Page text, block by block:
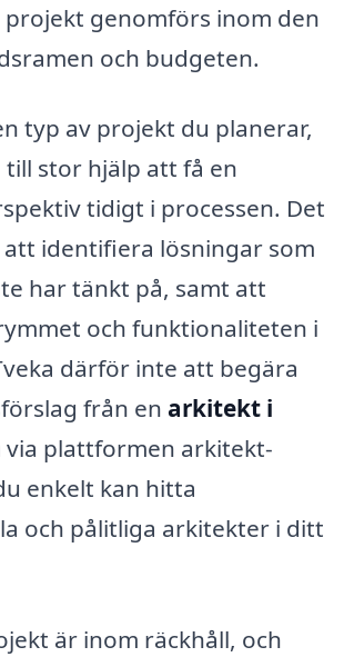
genomförs inom den
och budgeten.
typ av projekt du planerar,
till stor hjälp att få en
tidigt i processen. Det
identifiera lösningar som
har tänkt på, samt att
och funktionaliteten i
därför inte att begära
från en arkitekt i
via plattformen arkitekt-
enkelt kan hitta
och pålitliga arkitekter i ditt
är inom räckhåll, och